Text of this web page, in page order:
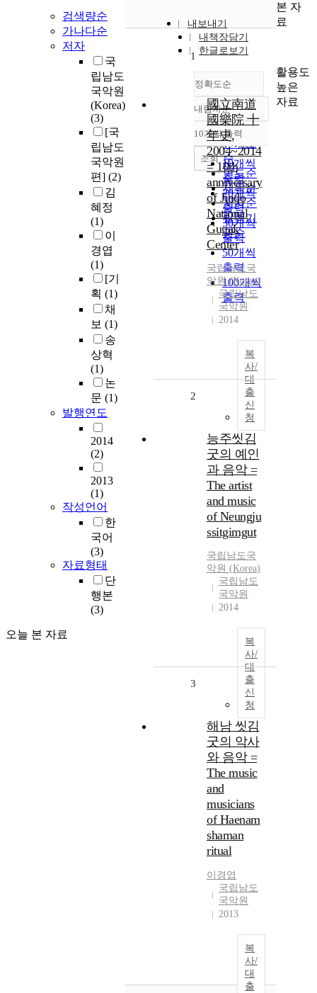
검색량순
가나다순
저자
국
립남도
국악원
(Korea)
(3)
[국
립남도
국악원
편] (2)
김
혜정
(1)
이
경엽
(1)
[기
획 (1)
채
보 (1)
송
상혁
(1)
논
문 (1)
발행연도
2014
(2)
2013
(1)
작성언어
한
국어
(3)
자료형태
단
행본
(3)
오늘 본 자료
내보내기
내책장담기
한글로보기
정확도순
정확도
순
인기도
순
연도순
제목순
저자순
발행기
관순
내림차순
내림차순
10개씩 출력
10개씩
출력
20개씩
출력
30개씩
출력
50개씩
출력
100개씩
출력
조회
1
國立南道
國樂院 十
年史,
2004~2014
= 10th
anniversary
of Jindo
National
Gugak
Center
국립남도국
악원 (Korea)
국립남도
국악원
2014
복
사/
대
출
신
청
2
능주씻김
굿의 예인
과 음악 =
The artist
and music
of Neungju
ssitgimgut
국립남도국
악원 (Korea)
국립남도
국악원
2014
복
사/
대
출
신
청
3
해남 씻김
굿의 악사
와 음악 =
The music
and
musicians
of Haenam
shaman
ritual
이경엽
국립남도
국악원
2013
복
사/
대
출
본 자
료
활용도
높은
자료